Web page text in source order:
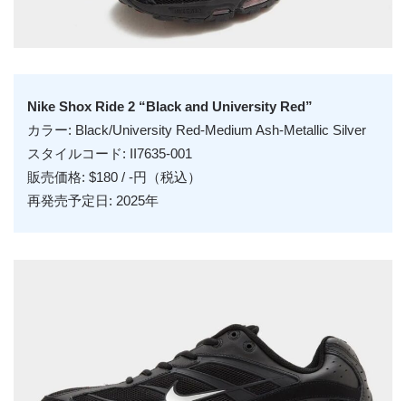
Nike Shox Ride 2 “Black and University Red”
カラー: Black/University Red-Medium Ash-Metallic Silver
スタイルコード: II7635-001
販売価格: $180 / -円（税込）
再発売予定日: 2025年